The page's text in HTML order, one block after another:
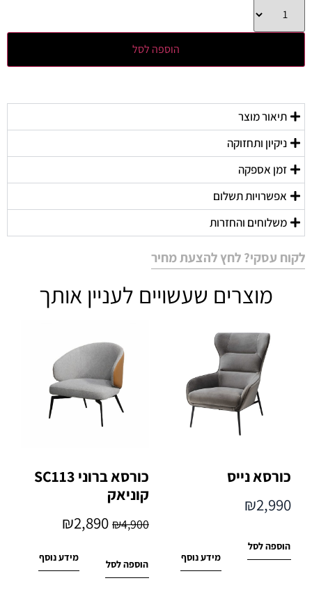
הוספה לסל
תיאור מוצר
ניקיון ותחזוקה
זמן אספקה
אפשרויות תשלום
משלוחים והחזרות
לקוח עסקי? לחץ להצעת מחיר
מוצרים שעשויים לעניין אותך
כורסא נייס
₪2,990
הוספה לסל
מידע נוסף
כורסא ברוני SC113
קוניאק
₪4,900
₪2,890
הוספה לסל
מידע נוסף